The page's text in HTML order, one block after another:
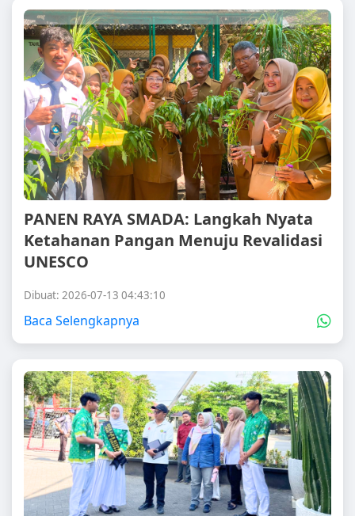
PANEN RAYA SMADA: Langkah Nyata
Ketahanan Pangan Menuju Revalidasi
UNESCO
Dibuat: 2026-07-13 04:43:10
Baca Selengkapnya